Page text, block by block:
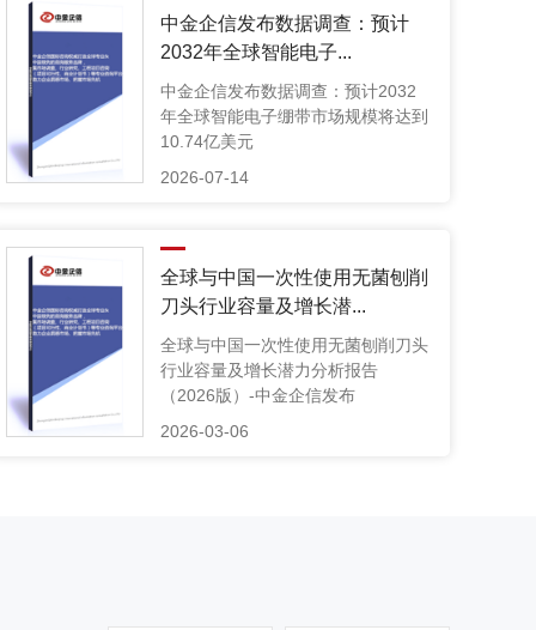
中金企信发布数据调查：预计
2032年全球智能电子...
中金企信发布数据调查：预计2032
年全球智能电子绷带市场规模将达到
10.74亿美元
2026-07-14
全球与中国一次性使用无菌刨削
刀头行业容量及增长潜...
全球与中国一次性使用无菌刨削刀头
行业容量及增长潜力分析报告
（2026版）-中金企信发布
2026-03-06